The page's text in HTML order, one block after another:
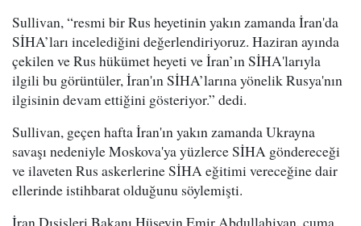
Sullivan, “resmi bir Rus heyetinin yakın zamanda İran'da
SİHA’ları incelediğini değerlendiriyoruz. Haziran ayında
çekilen ve Rus hükümet heyeti ve İran’ın SİHA'larıyla
ilgili bu görüntüler, İran'ın SİHA’larına yönelik Rusya'nın
ilgisinin devam ettiğini gösteriyor.” dedi.
Sullivan, geçen hafta İran'ın yakın zamanda Ukrayna
savaşı nedeniyle Moskova'ya yüzlerce SİHA göndereceği
ve ilaveten Rus askerlerine SİHA eğitimi vereceğine dair
ellerinde istihbarat olduğunu söylemişti.
İran Dışişleri Bakanı Hüseyin Emir Abdullahiyan, cuma